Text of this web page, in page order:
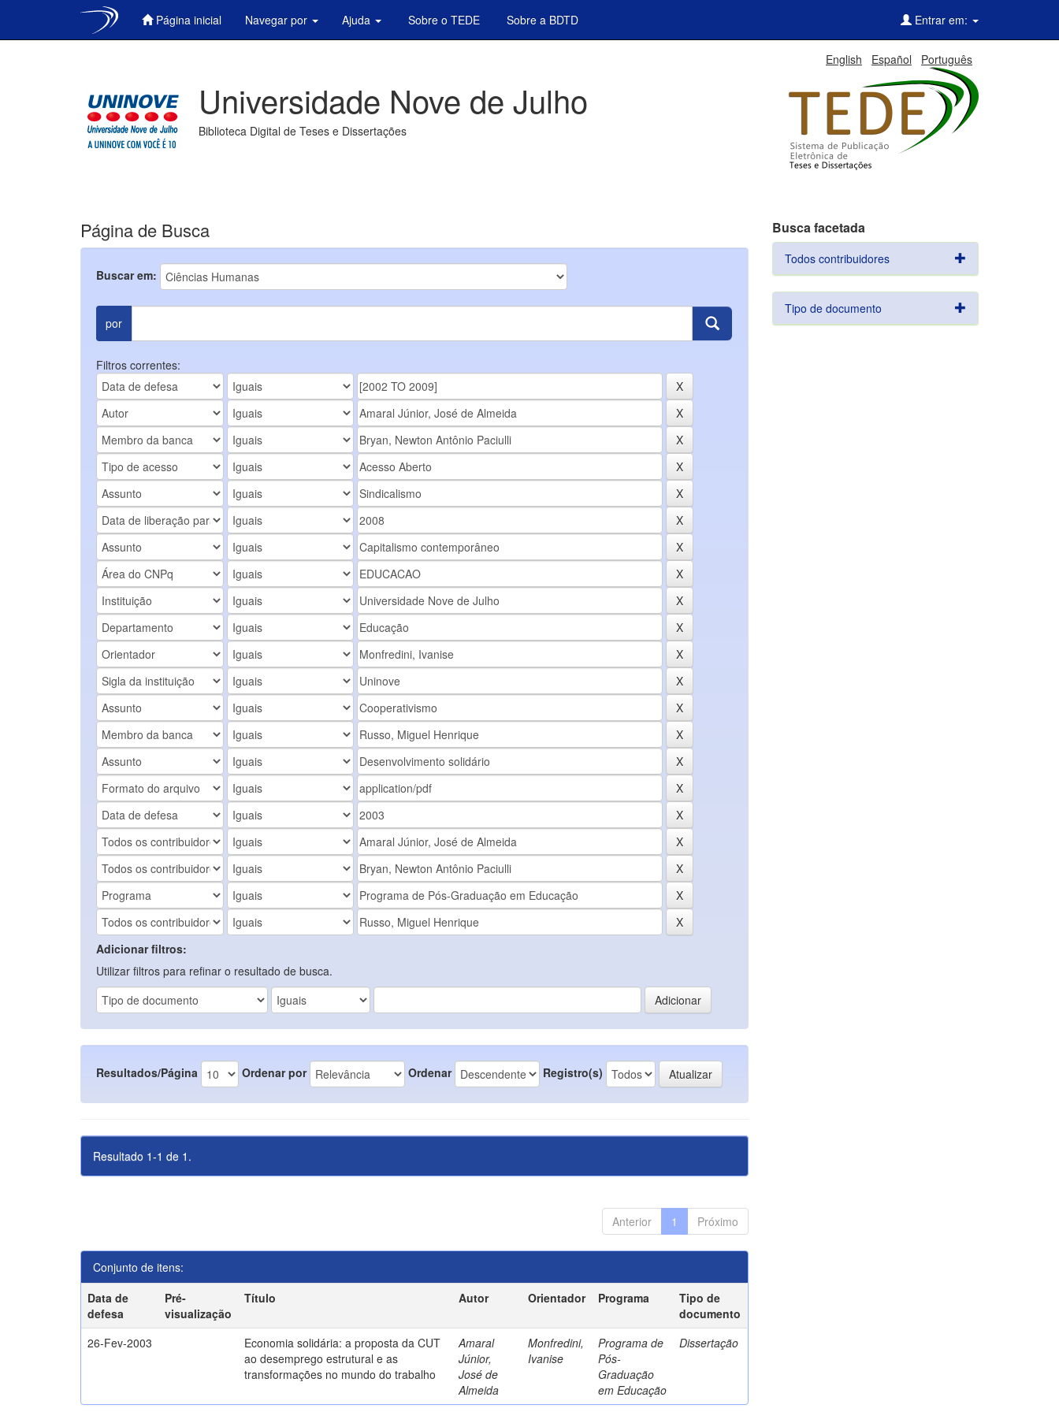
Página inicial Navegar por Ajuda Sobre o TEDE Sobre a BDTD Entrar em:
English Español Português
Universidade Nove de Julho
Biblioteca Digital de Teses e Dissertações
Página de Busca
Buscar em:
por
Filtros correntes:
Adicionar filtros:
Utilizar filtros para refinar o resultado de busca.
Resultados/Página Ordenar por Ordenar Registro(s)
Resultado 1-1 de 1.
Anterior 1 Próximo
Conjunto de itens:
Data de
defesa
Pré-
visualização
Título Autor Orientador Programa
Tipo de
documento
26-Fev-2003
Economia solidária: a proposta da CUT
ao desemprego estrutural e as
transformações no mundo do trabalho
Amaral
Júnior,
José de
Almeida
Monfredini,
Ivanise
Programa de
Pós-
Graduação
em Educação
Dissertação
Busca facetada
Todos contribuidores
Tipo de documento